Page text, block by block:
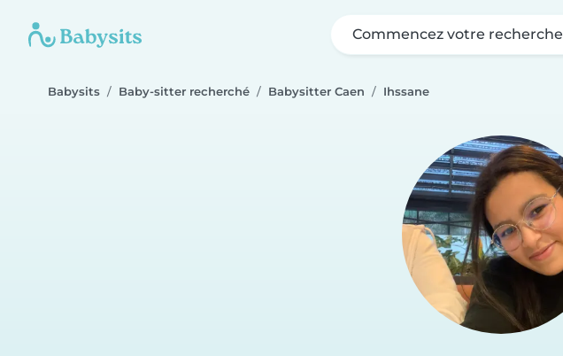
Commencez votre recherche
Babysits Baby-sitter recherché Babysitter Caen Ihssane